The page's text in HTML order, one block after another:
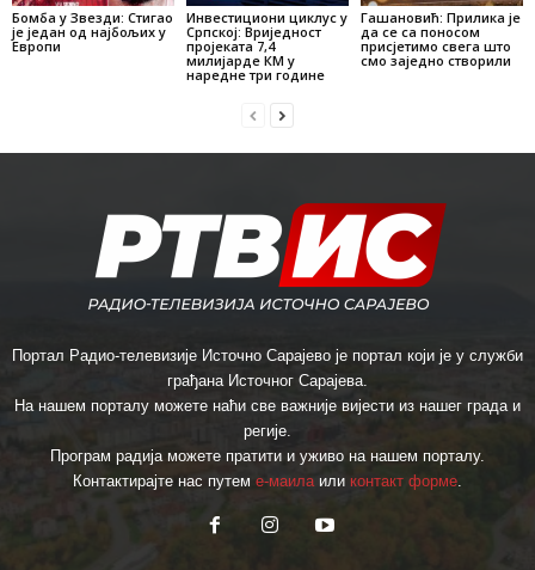
Бомба у Звезди: Стигао
је један од најбољих у
Европи
Инвестициони циклус у
Српској: Вриједност
пројеката 7,4
милијарде КМ у
наредне три године
Гашановић: Прилика је
да се са поносом
присјетимо свега што
смо заједно створили
Портал Радио-телевизије Источно Сарајево је портал који је у служби
грађана Источног Сарајева.
На нашем порталу можете наћи све важније вијести из нашег града и
регије.
Програм радија можете пратити и уживо на нашем порталу.
Контактирајте нас путем е-маилаили контакт форме.